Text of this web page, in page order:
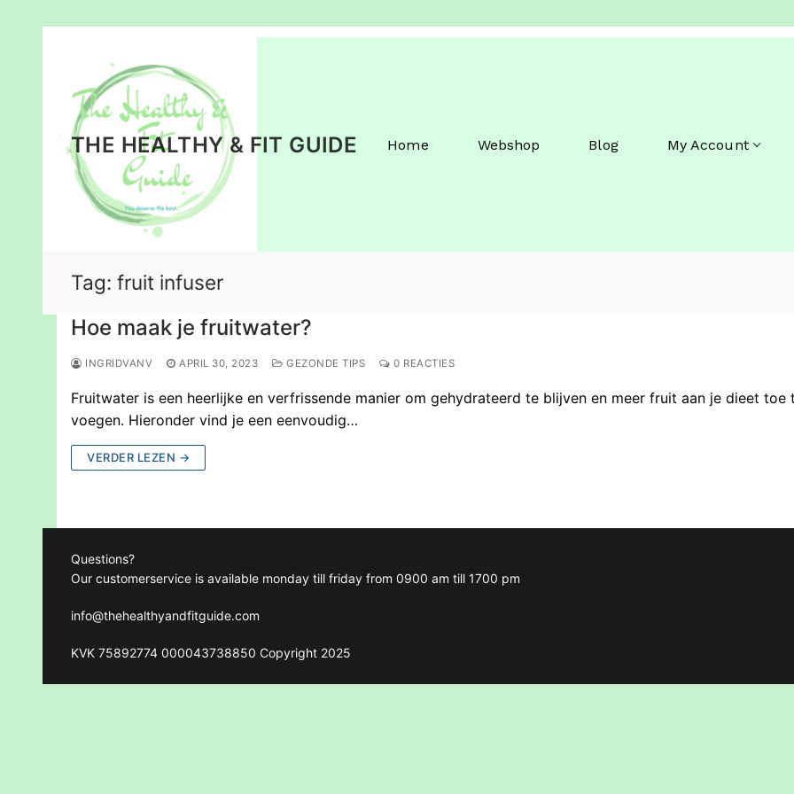
inhoud
THE HEALTHY & FIT GUIDE Home Webshop Blog My Account
Tag: fruit infuser
Hoe maak je fruitwater?
INGRIDVANV APRIL 30, 2023 GEZONDE TIPS 0 REACTIES
Fruitwater is een heerlijke en verfrissende manier om gehydrateerd te blijven en meer fruit aan je dieet toe
voegen. Hieronder vind je een eenvoudig…
VERDER LEZEN →
Questions?
Our customerservice is available monday till friday from 0900 am till 1700 pm
info@thehealthyandfitguide.com
KVK 75892774 000043738850 Copyright 2025